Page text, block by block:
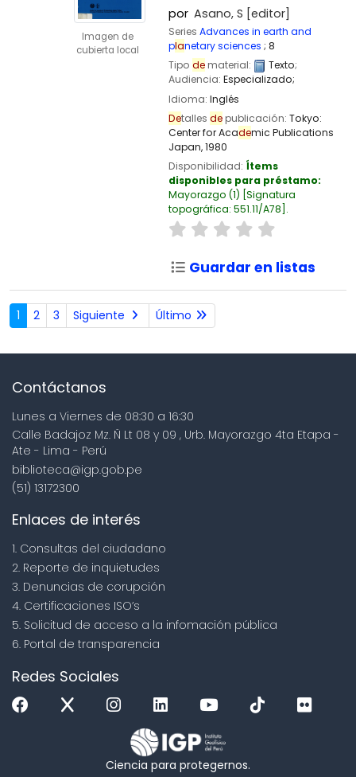
Imagen de
cubierta local
por Asano, S [editor]
Series Advances in earth and
planetary sciences ; 8
Tipo dematerial: Texto;
Audiencia: Especializado;
Idioma: Inglés
Detalles depublicación: Tokyo:
Center for Academic Publications
Japan,1980
Disponibilidad: Ítems
disponibles para préstamo:
Mayorazgo (1) Signatura
topográfica: 551.11/A78 .
Guardar en listas
1 2 3 Siguiente Último
Contáctanos
Lunes a Viernes de 08:30 a 16:30
Calle Badajoz Mz. Ñ Lt 08 y 09 , Urb. Mayorazgo 4ta Etapa -
Ate - Lima - Perú
biblioteca@igp.gob.pe
(51) 13172300
Enlaces de interés
1. Consultas del ciudadano
2. Reporte de inquietudes
3. Denuncias de corupción
4. Certificaciones ISO’s
5. Solicitud de acceso a la infomación pública
6. Portal de transparencia
Redes Sociales
Ciencia para protegernos.